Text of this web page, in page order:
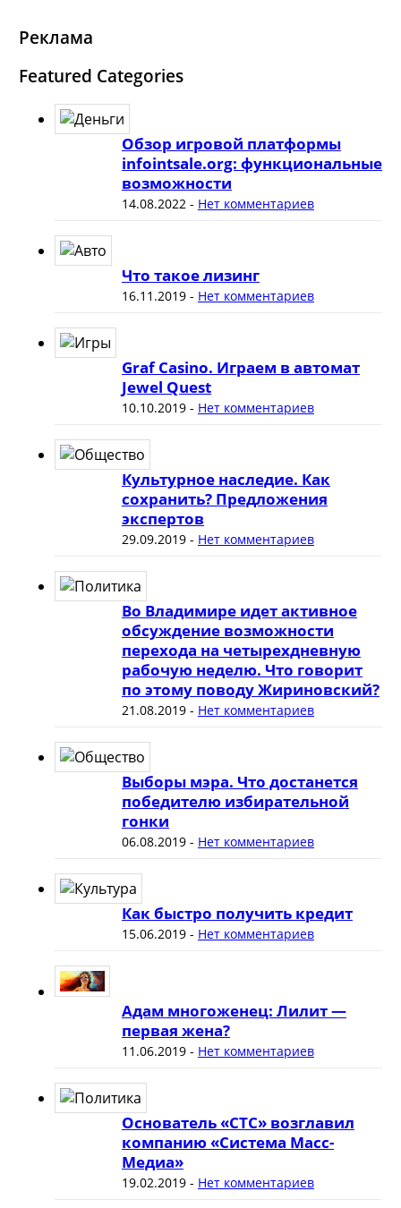
Реклама
Featured Categories
Обзор игровой платформы
infointsale.org: функциональные
возможности
14.08.2022- Нет комментариев
Что такое лизинг
16.11.2019- Нет комментариев
Graf Casino. Играем в автомат
Jewel Quest
10.10.2019- Нет комментариев
Культурное наследие. Как
сохранить? Предложения
экспертов
29.09.2019- Нет комментариев
Во Владимире идет активное
обсуждение возможности
перехода на четырехдневную
рабочую неделю. Что говорит
по этому поводу Жириновский?
21.08.2019- Нет комментариев
Выборы мэра. Что достанется
победителю избирательной
гонки
06.08.2019- Нет комментариев
Как быстро получить кредит
15.06.2019- Нет комментариев
Адам многоженец: Лилит —
первая жена?
11.06.2019- Нет комментариев
Основатель «СТС» возглавил
компанию «Система Масс-
Медиа»
19.02.2019- Нет комментариев